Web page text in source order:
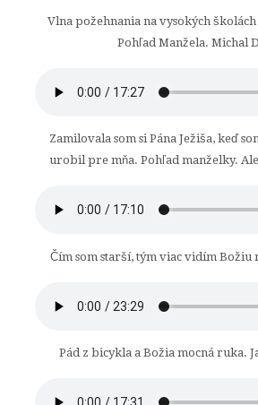
Vlna požehnania na vysokých
Pohľad Manžela. Michal
Zamilovala som si Pána Ježiša, keď
urobil pre mňa. Pohľad manželky.
Čím som starší, tým viac vidím Božiu
Pád z bicykla a Božia mocná ruka.